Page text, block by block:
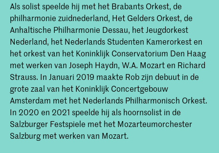
Als solist speelde hij met het Brabants Orkest, de
philharmonie zuidnederland, Het Gelders Orkest, de
Anhaltische Philharmonie Dessau, het Jeugdorkest
Nederland, het Nederlands Studenten Kamerorkest en
het orkest van het Koninklijk Conservatorium Den Haag
met werken van Joseph Haydn, W.A. Mozart en Richard
Strauss. In Januari 2019 maakte Rob zijn debuut in de
grote zaal van het Koninklijk Concertgebouw
Amsterdam met het Nederlands Philharmonisch Orkest.
In 2020 en 2021 speelde hij als hoornsolist in de
Salzburger Festspiele met het Mozarteumorchester
Salzburg met werken van Mozart.